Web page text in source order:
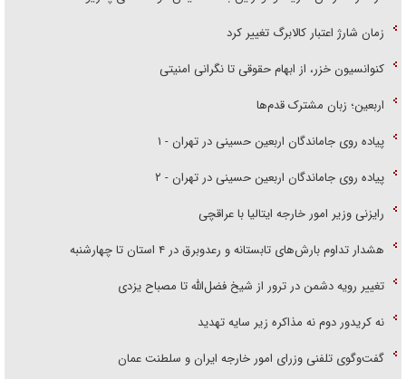
زمان شارژ اعتبار کالابرگ تغییر کرد
کنوانسیون خزر، از ابهام حقوقی تا نگرانی امنیتی
اربعین؛ زبان مشترک قدم‌ها
پیاده روی جاماندگان اربعین حسینی در تهران - ۱
پیاده روی جاماندگان اربعین حسینی در تهران - ۲
رایزنی وزیر امور خارجه ایتالیا با عراقچی
هشدار تداوم بارش‌های تابستانه و رعدوبرق در ۴ استان تا چهارشنبه
تغییر رویه دشمن در ترور از شیخ فضل‌الله تا مصباح یزدی
نه کریدور دوم نه مذاکره زیر سایه تهدید
گفت‌وگوی تلفنی وزرای امور خارجه ایران و سلطنت عمان